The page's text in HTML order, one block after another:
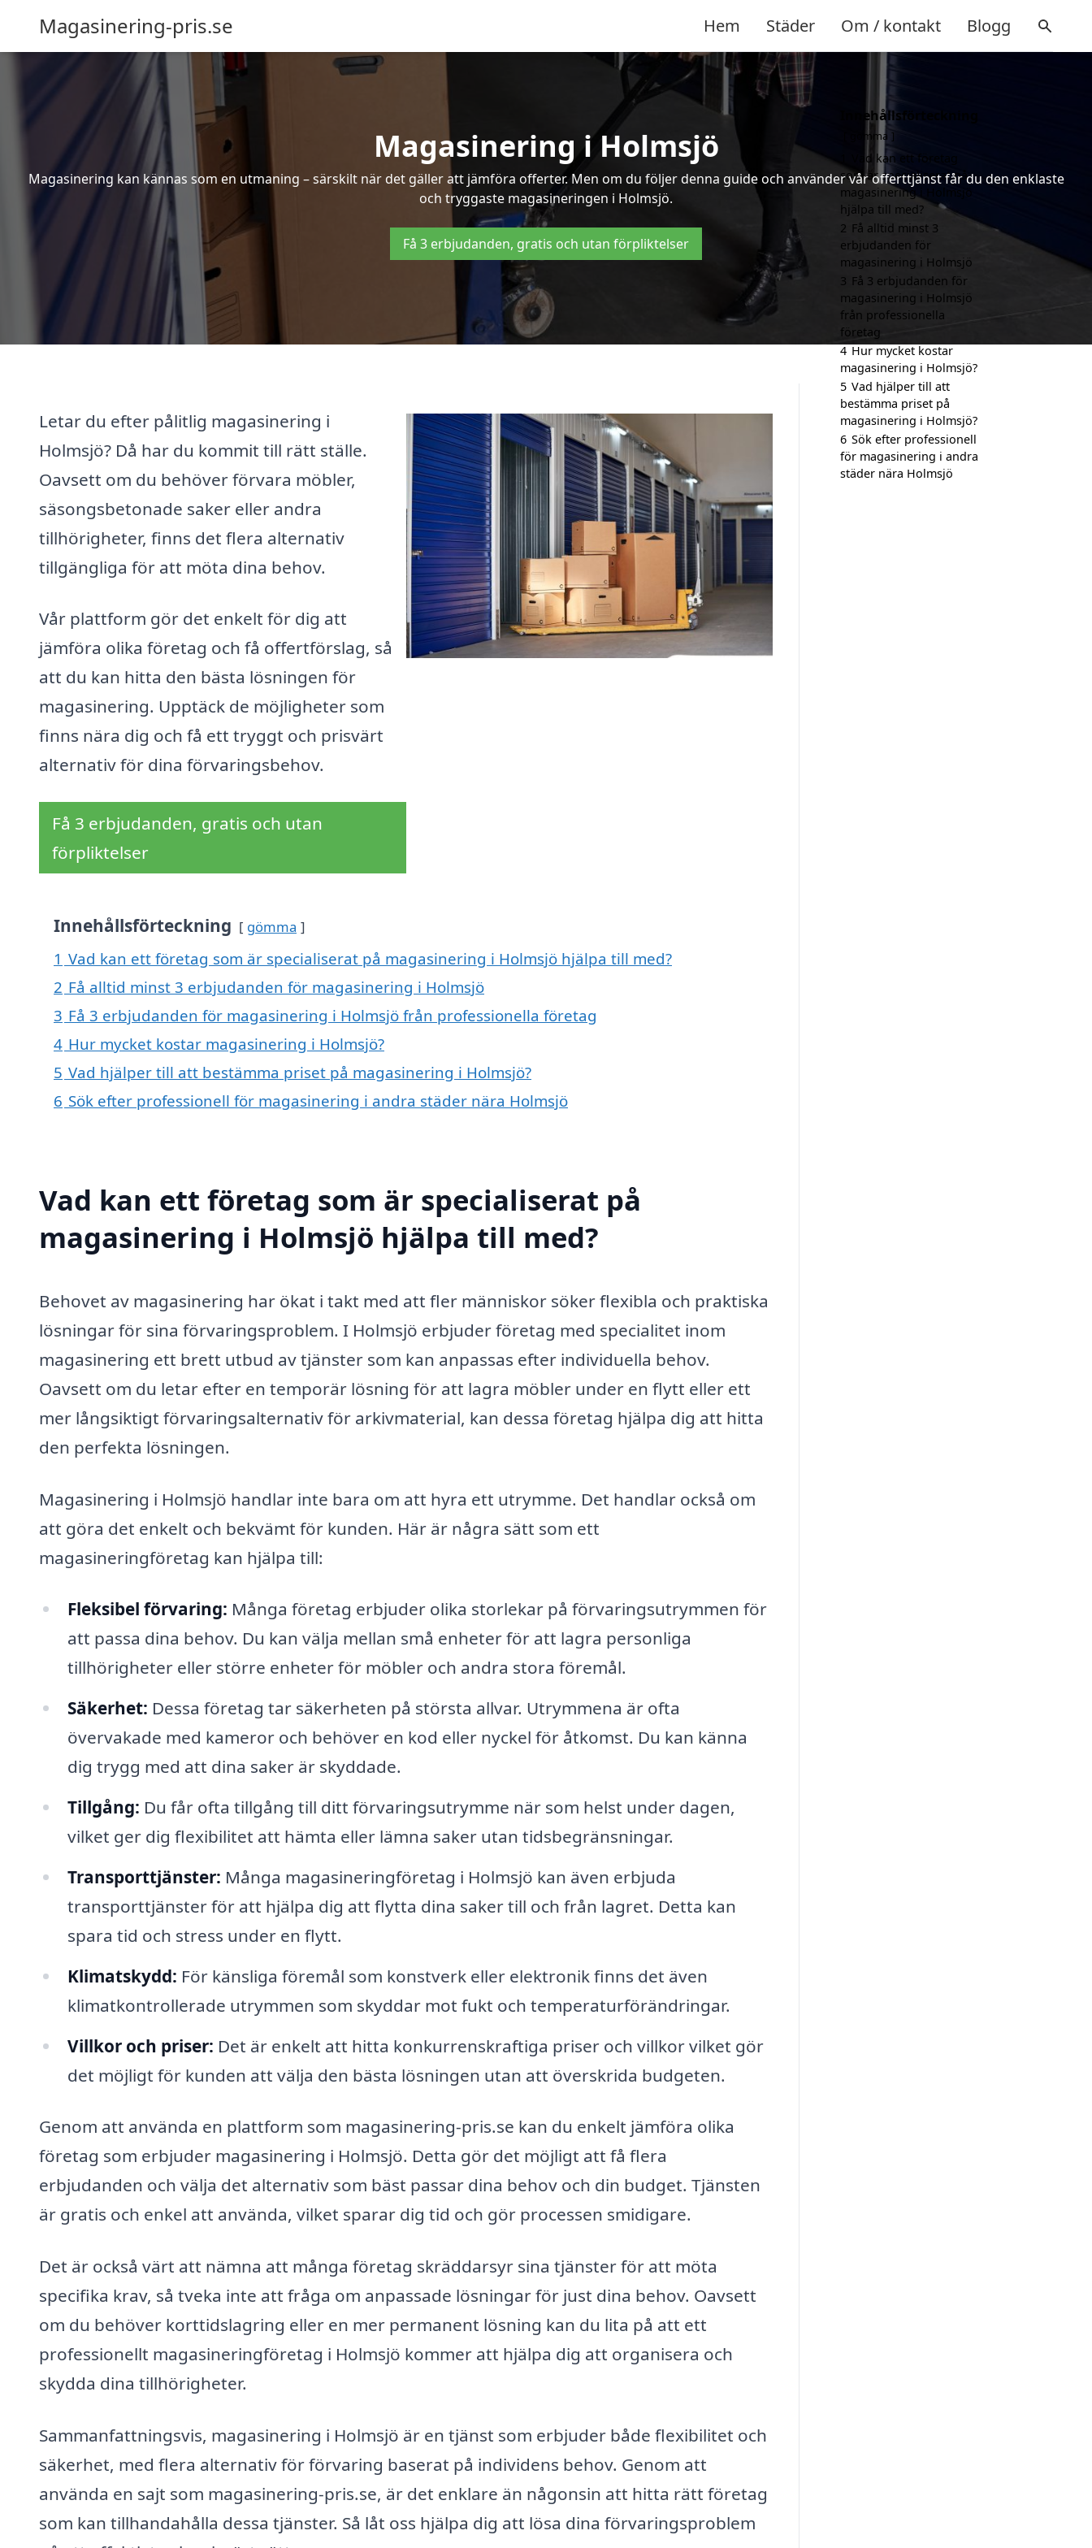
Magasinering-pris.se Hem Städer Om / kontakt Blogg
Magasinering i Holmsjö
Magasinering kan kännas som en utmaning – särskilt när det gäller att jämföra offerter. Men om du följer denna guide och använder vår offerttjänst får du den enklaste
och tryggaste magasineringen i Holmsjö.
Få 3 erbjudanden, gratis och utan förpliktelser
Letar du efter pålitlig magasinering i
Holmsjö? Då har du kommit till rätt ställe.
Oavsett om du behöver förvara möbler,
säsongsbetonade saker eller andra
tillhörigheter, finns det flera alternativ
tillgängliga för att möta dina behov.
Vår plattform gör det enkelt för dig att
jämföra olika företag och få offertförslag, så
att du kan hitta den bästa lösningen för
magasinering. Upptäck de möjligheter som
finns nära dig och få ett tryggt och prisvärt
alternativ för dina förvaringsbehov.
Få 3 erbjudanden, gratis och utan
förpliktelser
Innehållsförteckning gömma
1 Vad kan ett företag som är specialiserat på magasinering i Holmsjö hjälpa till med?
2 Få alltid minst 3 erbjudanden för magasinering i Holmsjö
3 Få 3 erbjudanden för magasinering i Holmsjö från professionella företag
4 Hur mycket kostar magasinering i Holmsjö?
5 Vad hjälper till att bestämma priset på magasinering i Holmsjö?
6 Sök efter professionell för magasinering i andra städer nära Holmsjö
Vad kan ett företag som är specialiserat på
magasinering i Holmsjö hjälpa till med?
Behovet av magasinering har ökat i takt med att fler människor söker flexibla och praktiska
lösningar för sina förvaringsproblem. I Holmsjö erbjuder företag med specialitet inom
magasinering ett brett utbud av tjänster som kan anpassas efter individuella behov.
Oavsett om du letar efter en temporär lösning för att lagra möbler under en flytt eller ett
mer långsiktigt förvaringsalternativ för arkivmaterial, kan dessa företag hjälpa dig att hitta
den perfekta lösningen.
Magasinering i Holmsjö handlar inte bara om att hyra ett utrymme. Det handlar också om
att göra det enkelt och bekvämt för kunden. Här är några sätt som ett
magasineringföretag kan hjälpa till:
Fleksibel förvaring: Många företag erbjuder olika storlekar på förvaringsutrymmen för
att passa dina behov. Du kan välja mellan små enheter för att lagra personliga
tillhörigheter eller större enheter för möbler och andra stora föremål.
Säkerhet: Dessa företag tar säkerheten på största allvar. Utrymmena är ofta
övervakade med kameror och behöver en kod eller nyckel för åtkomst. Du kan känna
dig trygg med att dina saker är skyddade.
Tillgång: Du får ofta tillgång till ditt förvaringsutrymme när som helst under dagen,
vilket ger dig flexibilitet att hämta eller lämna saker utan tidsbegränsningar.
Transporttjänster: Många magasineringföretag i Holmsjö kan även erbjuda
transporttjänster för att hjälpa dig att flytta dina saker till och från lagret. Detta kan
spara tid och stress under en flytt.
Klimatskydd: För känsliga föremål som konstverk eller elektronik finns det även
klimatkontrollerade utrymmen som skyddar mot fukt och temperaturförändringar.
Villkor och priser: Det är enkelt att hitta konkurrenskraftiga priser och villkor vilket gör
det möjligt för kunden att välja den bästa lösningen utan att överskrida budgeten.
Genom att använda en plattform som magasinering-pris.se kan du enkelt jämföra olika
företag som erbjuder magasinering i Holmsjö. Detta gör det möjligt att få flera
erbjudanden och välja det alternativ som bäst passar dina behov och din budget. Tjänsten
är gratis och enkel att använda, vilket sparar dig tid och gör processen smidigare.
Det är också värt att nämna att många företag skräddarsyr sina tjänster för att möta
specifika krav, så tveka inte att fråga om anpassade lösningar för just dina behov. Oavsett
om du behöver korttidslagring eller en mer permanent lösning kan du lita på att ett
professionellt magasineringföretag i Holmsjö kommer att hjälpa dig att organisera och
skydda dina tillhörigheter.
Sammanfattningsvis, magasinering i Holmsjö är en tjänst som erbjuder både flexibilitet och
säkerhet, med flera alternativ för förvaring baserat på individens behov. Genom att
använda en sajt som magasinering-pris.se, är det enklare än någonsin att hitta rätt företag
som kan tillhandahålla dessa tjänster. Så låt oss hjälpa dig att lösa dina förvaringsproblem
Innehållsförteckning
gömma
Vad kan ett företag
som är specialiserat på
magasinering i Holmsjö
hjälpa till med?
2 Få alltid minst 3
erbjudanden för
magasinering i Holmsjö
3 Få 3 erbjudanden för
magasinering i Holmsjö
från professionella
företag
4 Hur mycket kostar
magasinering i Holmsjö?
5 Vad hjälper till att
bestämma priset på
magasinering i Holmsjö?
6 Sök efter professionell
för magasinering i andra
städer nära Holmsjö